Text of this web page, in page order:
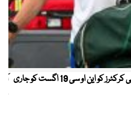
کیریبین پریمیئر لیگ ، قومی کرکٹرز کو این او سی 19 اگست کو جاری